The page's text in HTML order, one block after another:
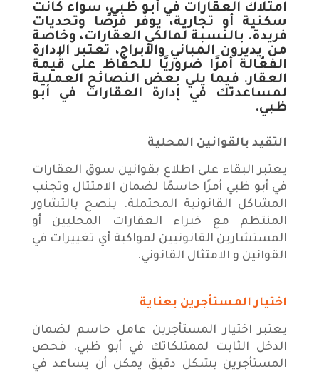
امتلاك العقارات في أبو ظبي، سواء كانت
سكنية أو تجارية، يوفر فرصًا وتحديات
فريدة. بالنسبة لمالكي العقارات، وخاصة
من يديرون المباني والأبراج، تعتبر الإدارة
الفعّالة أمرًا ضروريًا للحفاظ على قيمة
العقار. فيما يلي بعض النصائح العملية
لمساعدتك في إدارة العقارات في أبو
ظبي.
التقيد بالقوانين المحلية
يعتبر البقاء على اطلاع بقوانين سوق العقارات
في أبو ظبي أمرًا حاسمًا لضمان الامتثال وتجنب
المشاكل القانونية المحتملة. ينصح بالتشاور
المنتظم مع خبراء العقارات المحليين أو
المستشارين القانونيين لمواكبة أي تغييرات في
القوانين و الامتثال القانوني.
اختيار المستأجرين بعناية
يعتبر اختيار المستأجرين عامل حاسم لضمان
الدخل الثابت لممتلكاتك في أبو ظبي. فحص
المستأجرين بشكل دقيق يمكن أن يساعد في